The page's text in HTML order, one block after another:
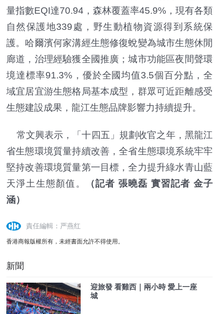
量指數EQI達70.94，森林覆蓋率45.9%，現有各類
自然保護地339處，野生動植物資源得到系統保
護。哈爾濱何家溝經生態修復蛻變為城市生態休閒
廊道，治理經驗獲全國推廣；城市功能區夜間聲環
境達標率91.3%，優於全國均值3.5個百分點，全
域宜居宜游生態格局基本成型，群眾可近距離感受
生態建設成果，龍江生態品牌影響力持續提升。
常文興表示，「十四五」規劃收官之年，黑龍江
省生態環境質量持續改善，全省生態環境系統牢牢
堅持改善環境質量第一目標，全力提升綠水青山藍
天淨土生態顏值。
（記者 張曉磊 實習記者 金子
涵）
責任編輯：严燕红
香港商報版權所有，未經書面允許不得使用。
新聞
迎旅發 看雞西｜兩小時 愛上一座
城